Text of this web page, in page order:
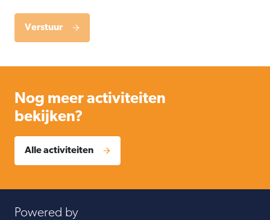
Verstuur
Nog meer activiteiten
bekijken?
Alle activiteiten
Powered by